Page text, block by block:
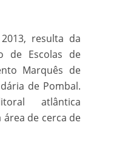
resulta da
de Escolas de
Marquês de
de Pombal.
atlântica
de cerca de